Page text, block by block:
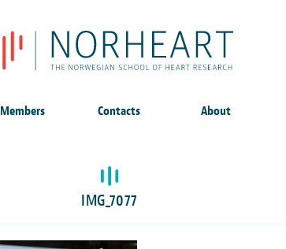
Members Contacts About
IMG_7077